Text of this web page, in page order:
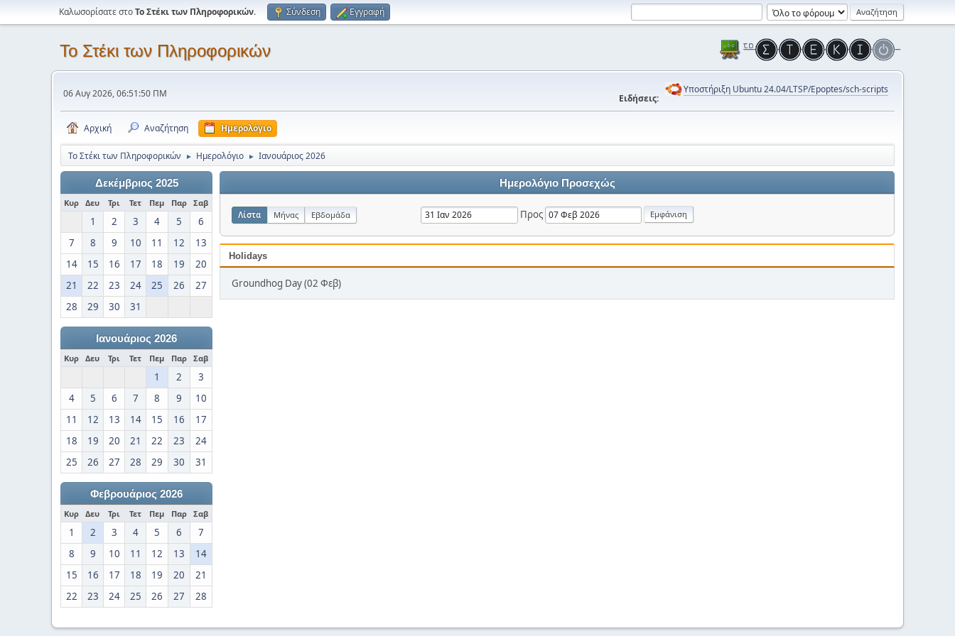
Καλωσορίσατε στοΤο Στέκι των Πληροφορικών. Σύνδεση Εγγραφή
Το Στέκι των Πληροφορικών
06 Αυγ 2026, 06:51:50 ΠΜ Ειδήσεις:
Υποστήριξη Ubuntu 24.04/LTSP/Epoptes/sch-scripts
Αρχική Αναζήτηση Ημερολόγιο
Το Στέκι των Πληροφορικών ► Ημερολόγιο ► Ιανουάριος 2026
Δεκέμβριος 2025
Κυρ Δευ Τρι Τετ Πεμ Παρ Σαβ
1 2 3 4 5
6
7
8 9 10 11 12
13
14
15 16 17 18 19
20
21
22 23 24 25 26
27
28
29 30 31
Ιανουάριος 2026
Κυρ Δευ Τρι Τετ Πεμ Παρ Σαβ
1 2
3
4
5 6 7 8 9
10
11
12 13 14 15 16
17
18
19 20 21 22 23
24
25
26 27 28 29 30 31
Φεβρουάριος 2026
Κυρ Δευ Τρι Τετ Πεμ Παρ Σαβ
1 2 3 4 5 6
7
8
9 10 11 12 13
14
15
16 17 18 19 20
21
22
23 24 25 26 27 28
Ημερολόγιο Προσεχώς
Λίστα Μήνας Εβδομάδα Προς
Holidays
Groundhog Day (02 Φεβ)